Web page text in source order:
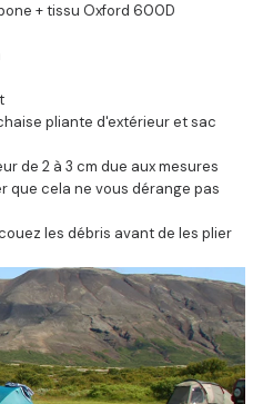
+ tissu Oxford 600D
pliante d'extérieur et sac
de 2 à 3 cm due aux mesures
que cela ne vous dérange pas
les débris avant de les plier